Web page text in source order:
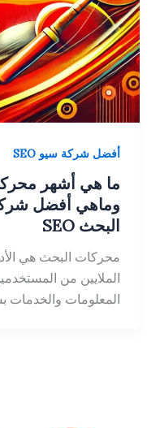
أفضل شركة سيو SEO
ما هي أشهر
وماهي أفضل
البحث SEO
محركات البحث هي الأداة
الملايين من
المعلومات والخدمات